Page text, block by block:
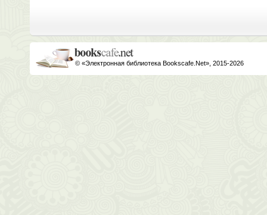
© «Электронная библиотека Bookscafe.Net», 2015-2026